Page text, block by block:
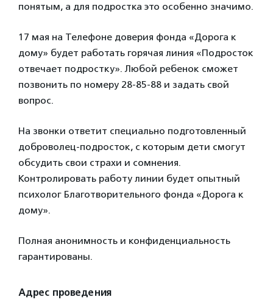
понятым, а для подростка это особенно значимо.
17 мая на Телефоне доверия фонда «Дорога к
дому» будет работать горячая линия «Подросток
отвечает подростку». Любой ребенок сможет
позвонить по номеру 28-85-88 и задать свой
вопрос.
На звонки ответит специально подготовленный
доброволец-подросток, с которым дети смогут
обсудить свои страхи и сомнения.
Контролировать работу линии будет опытный
психолог Благотворительного фонда «Дорога к
дому».
Полная анонимность и конфиденциальность
гарантированы.
Адрес проведения